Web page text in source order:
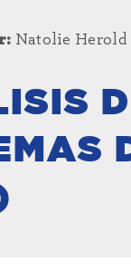
Natolie Herold